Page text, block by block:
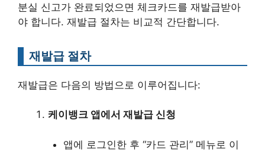
분실 신고가 완료되었으면 체크카드를 재발급받아
야 합니다. 재발급 절차는 비교적 간단합니다.
재발급 절차
재발급은 다음의 방법으로 이루어집니다:
케이뱅크 앱에서 재발급 신청
앱에 로그인한 후 “카드 관리” 메뉴로 이